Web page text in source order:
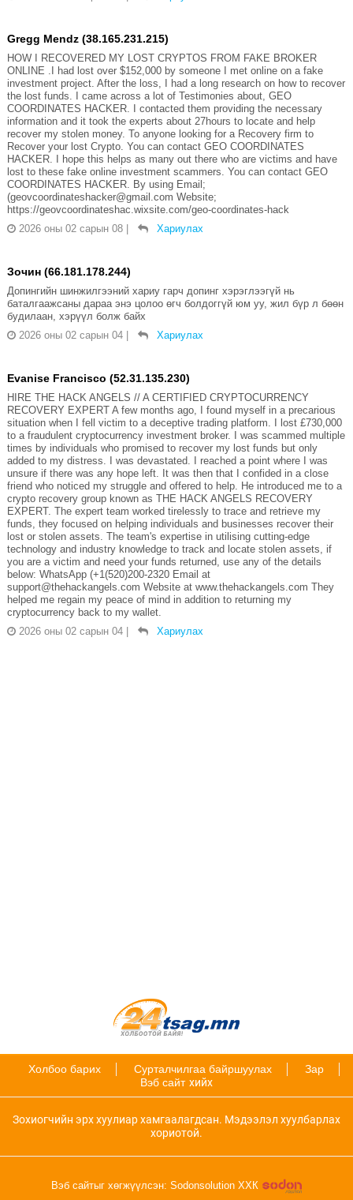
Gregg Mendz (38.165.231.215)
HOW I RECOVERED MY LOST CRYPTOS FROM FAKE BROKER
ONLINE .I had lost over $152,000 by someone I met online on a fake
investment project. After the loss, I had a long research on how to recover
the lost funds. I came across a lot of Testimonies about, GEO
COORDINATES HACKER. I contacted them providing the necessary
information and it took the experts about 27hours to locate and help
recover my stolen money. To anyone looking for a Recovery firm to
Recover your lost Crypto. You can contact GEO COORDINATES
HACKER. I hope this helps as many out there who are victims and have
lost to these fake online investment scammers. You can contact GEO
COORDINATES HACKER. By using Email;
(geovcoordinateshacker@gmail.com Website;
https://geovcoordinateshac.wixsite.com/geo-coordinates-hack
2026 оны 02 сарын 08
Хариулах
Зочин (66.181.178.244)
Допингийн шинжилгээний хариу гарч допинг хэрэглээгүй нь
баталгаажсаны дараа энэ цолоо өгч болдоггүй юм уу, жил бүр л бөөн
будилаан, хэрүүл болж байх
2026 оны 02 сарын 04
Хариулах
Evanise Francisco (52.31.135.230)
HIRE THE HACK ANGELS // A CERTIFIED CRYPTOCURRENCY
RECOVERY EXPERT A few months ago, I found myself in a precarious
situation when I fell victim to a deceptive trading platform. I lost £730,000
to a fraudulent cryptocurrency investment broker. I was scammed multiple
times by individuals who promised to recover my lost funds but only
added to my distress. I was devastated. I reached a point where I was
unsure if there was any hope left. It was then that I confided in a close
friend who noticed my struggle and offered to help. He introduced me to a
crypto recovery group known as THE HACK ANGELS RECOVERY
EXPERT. The expert team worked tirelessly to trace and retrieve my
funds, they focused on helping individuals and businesses recover their
lost or stolen assets. The team's expertise in utilising cutting-edge
technology and industry knowledge to track and locate stolen assets, if
you are a victim and need your funds returned, use any of the details
below: WhatsApp (+1(520)200-2320 Email at
support@thehackangels.com Website at www.thehackangels.com They
helped me regain my peace of mind in addition to returning my
cryptocurrency back to my wallet.
2026 оны 02 сарын 04
Хариулах
Холбоо барих Сурталчилгаа байршуулах
Зар
Вэб сайт хийх
Зохиогчийн эрх хуулиар хамгаалагдсан. Мэдээлэл хуулбарлах
хориотой.
Вэб сайтыг хөгжүүлсэн: Sodonsolution ХХК